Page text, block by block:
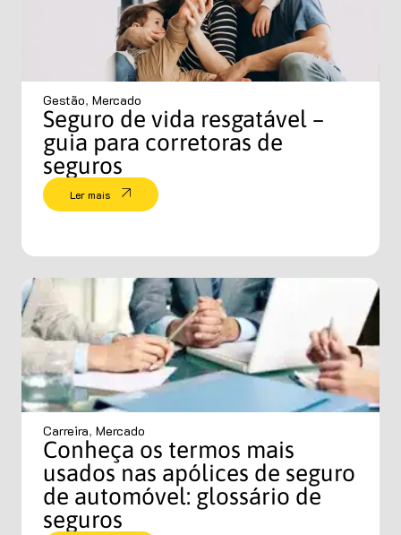
Gestão, Mercado
Seguro de vida resgatável –
guia para corretoras de
seguros
Ler mais
Carreira, Mercado
Conheça os termos mais
usados nas apólices de seguro
de automóvel: glossário de
seguros